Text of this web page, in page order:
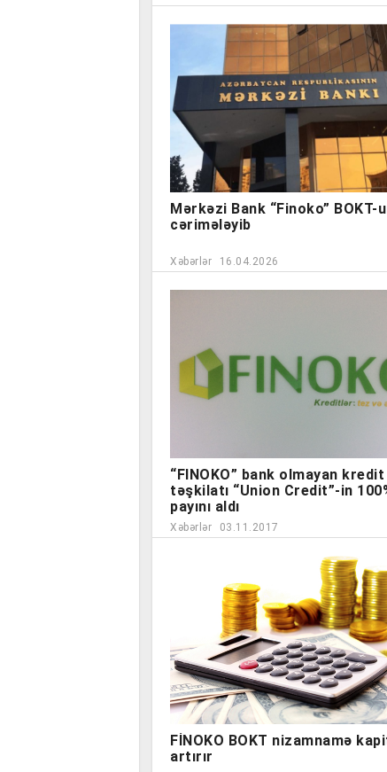
Mərkəzi Bank “Finoko” BOKT-u
cərimələyib
Xəbərlər 16.04.2026
“FINOKO” bank olmayan kredit
təşkilatı “Union Credit”-in
payını aldı
Xəbərlər 03.11.2017
FİNOKO BOKT nizamnamə
artırır